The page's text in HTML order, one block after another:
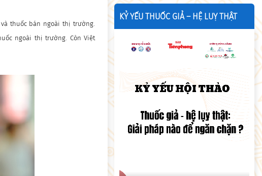
thuốc bán ngoài thị trường.
ngoài thị trường. Còn Việt
KỶ YẾU THUỐC GIẢ – HỆ LUỴ THẬT